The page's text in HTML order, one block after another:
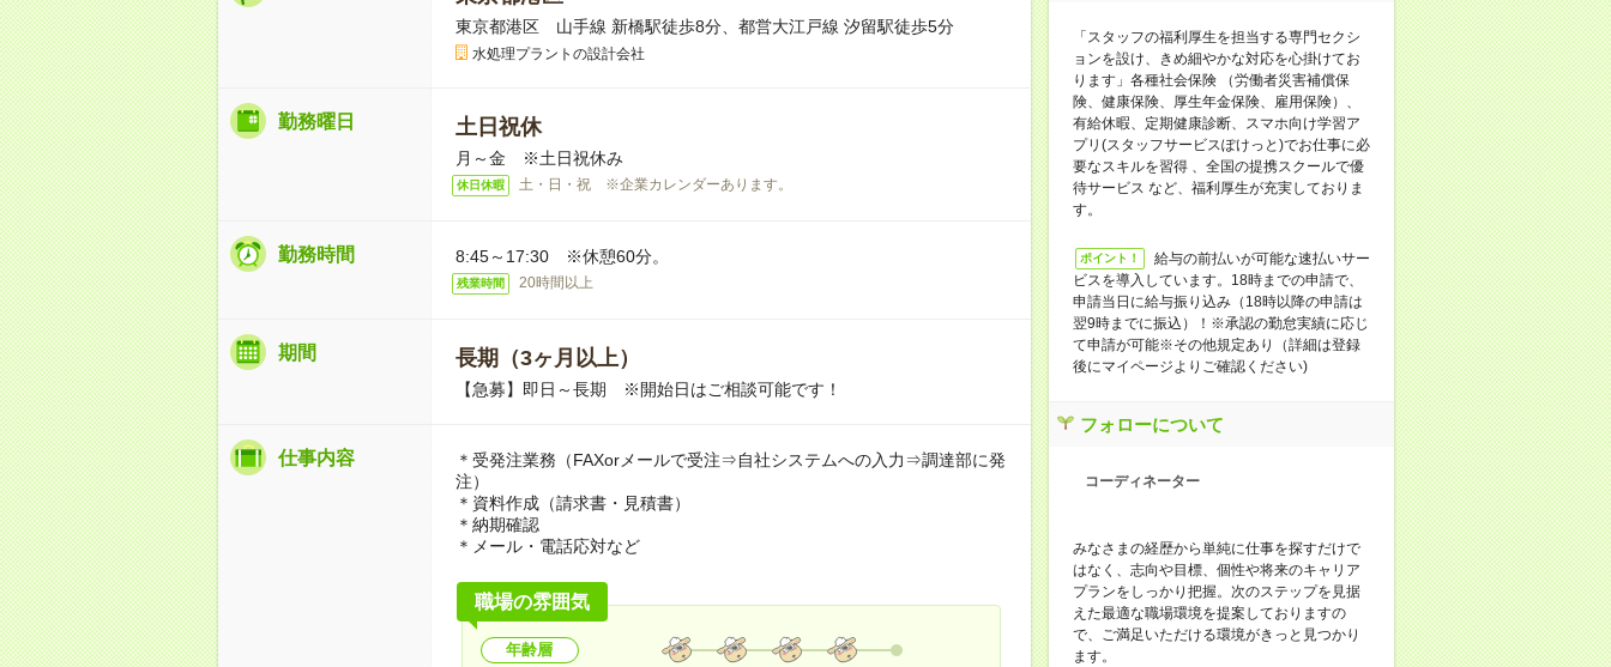
東京都港区 山手線 新橋駅徒歩8分、都営大江戸線 汐留駅徒歩5分
水処理プラントの設計会社
勤務曜日 土日祝休
月～金 ※土日祝休み
休日休暇 土・日・祝 ※企業カレンダーあります。
勤務時間 8:45～17:30 ※休憩60分。
残業時間 20時間以上
期間 長期（3ヶ月以上）
【急募】即日～長期 ※開始日はご相談可能です！
仕事内容
＊受発注業務（FAXorメールで受注⇒自社システムへの入力⇒調達部に発
注）
＊資料作成（請求書・見積書）
＊納期確認
＊メール・電話応対など
職場の雰囲気
年齢層
「スタッフの福利厚生を担当する専門セクシ
ョンを設け、きめ細やかな対応を心掛けてお
ります」各種社会保険 （労働者災害補償保
険、健康保険、厚生年金保険、雇用保険）、
有給休暇、定期健康診断、スマホ向け学習ア
プリ(スタッフサービスぽけっと)でお仕事に必
要なスキルを習得 、全国の提携スクールで優
待サービス など、福利厚生が充実しておりま
す。
ポイント！
給与の前払いが可能な速払いサー
ビスを導入しています。18時までの申請で、
申請当日に給与振り込み（18時以降の申請は
翌9時までに振込）！※承認の勤怠実績に応じ
て申請が可能※その他規定あり（詳細は登録
後にマイページよりご確認ください)
フォローについて
コーディネーター
みなさまの経歴から単純に仕事を探すだけで
はなく、志向や目標、個性や将来のキャリア
プランをしっかり把握。次のステップを見据
えた最適な職場環境を提案しておりますの
で、ご満足いただける環境がきっと見つかり
ます。